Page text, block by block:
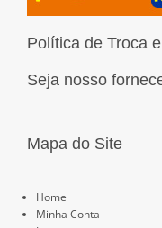
Política de Troca
Seja nosso
Mapa do Site
Home
Minha Conta